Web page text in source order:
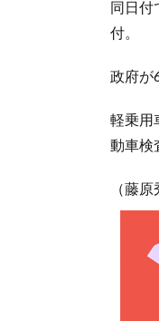
同日付
付。
政府が
軽乗用
動車検
（藤原